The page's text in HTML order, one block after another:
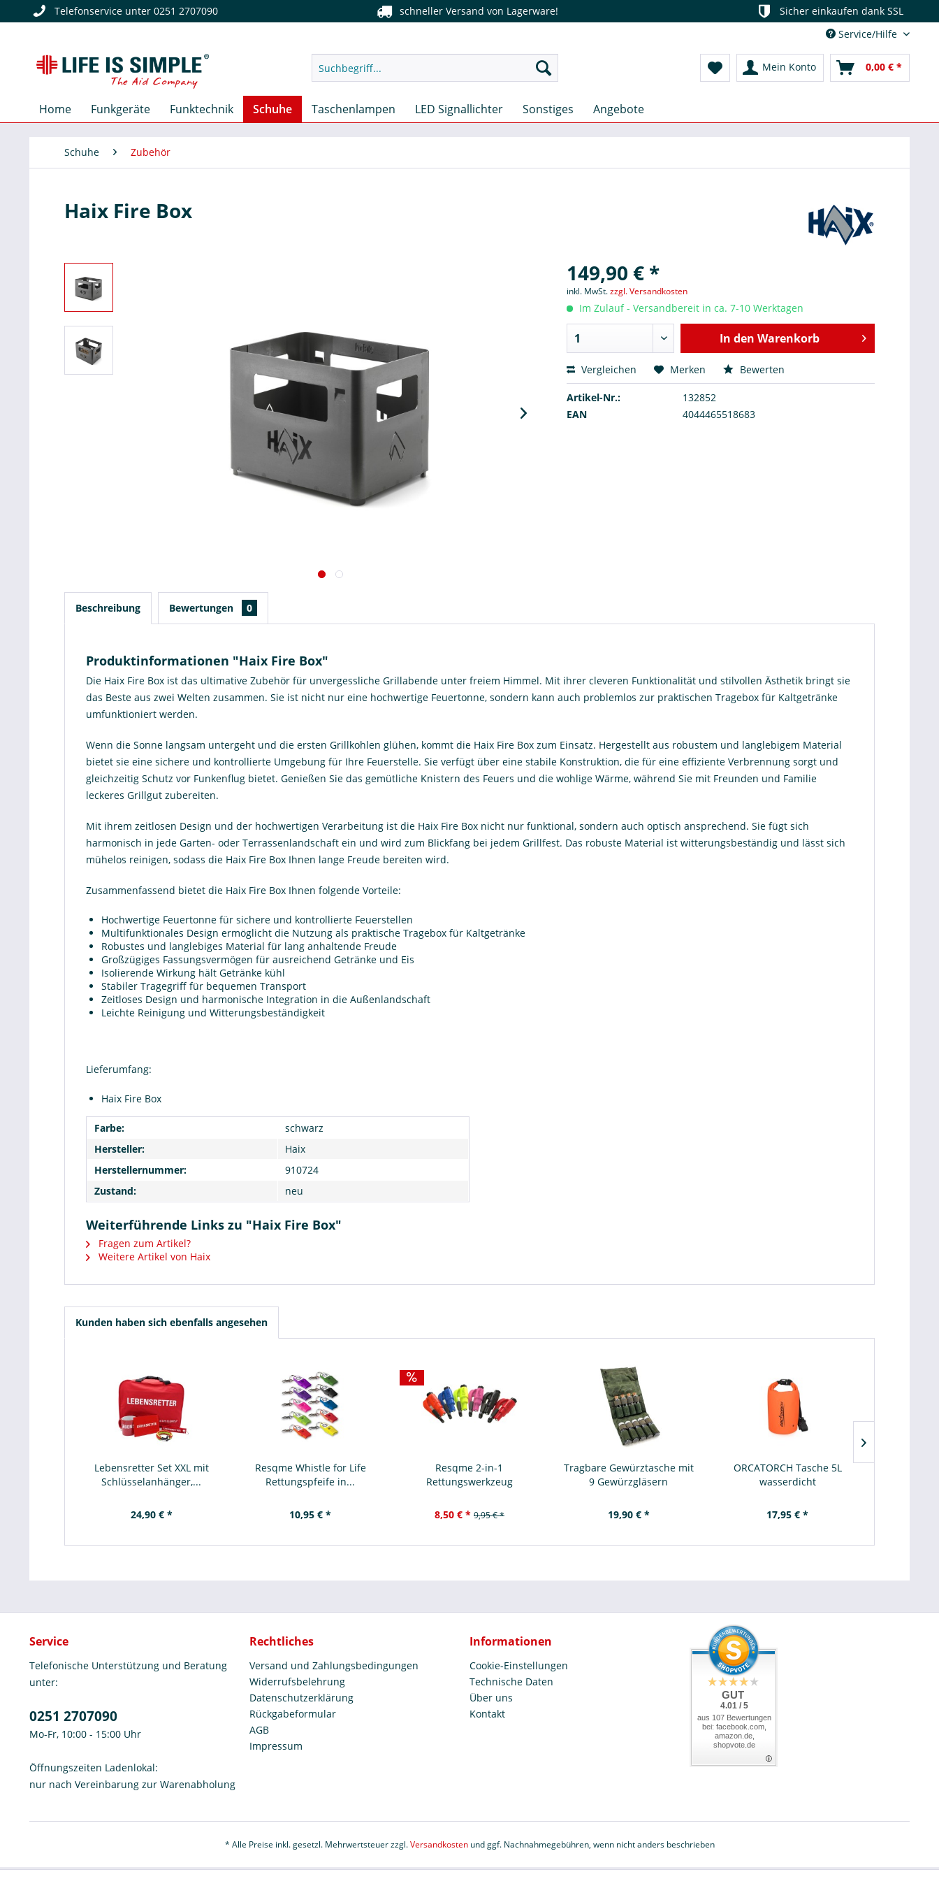
Telefonservice unter 0251 2707090 schneller Versand von Lagerware!
Sicher einkaufen dank SSL
Service/Hilfe
Mein Konto 0,00 € *
Home Funkgeräte Funktechnik Schuhe Taschenlampen LED Signallichter Sonstiges Angebote
Schuhe Zubehör
Haix Fire Box
149,90 € *
inkl. MwSt.zzgl. Versandkosten
Im Zulauf - Versandbereit in ca. 7-10 Werktagen
In den Warenkorb
Vergleichen Merken Bewerten
Artikel-Nr.:
132852
EAN
4044465518683
Beschreibung Bewertungen 0
Produktinformationen "Haix Fire Box"
Die Haix Fire Box ist das ultimative Zubehör für unvergessliche Grillabende unter freiem Himmel. Mit ihrer cleveren Funktionalität und stilvollen Ästhetik bringt sie
das Beste aus zwei Welten zusammen. Sie ist nicht nur eine hochwertige Feuertonne, sondern kann auch problemlos zur praktischen Tragebox für Kaltgetränke
umfunktioniert werden.
Wenn die Sonne langsam untergeht und die ersten Grillkohlen glühen, kommt die Haix Fire Box zum Einsatz. Hergestellt aus robustem und langlebigem Material
bietet sie eine sichere und kontrollierte Umgebung für Ihre Feuerstelle. Sie verfügt über eine stabile Konstruktion, die für eine effiziente Verbrennung sorgt und
gleichzeitig Schutz vor Funkenflug bietet. Genießen Sie das gemütliche Knistern des Feuers und die wohlige Wärme, während Sie mit Freunden und Familie
leckeres Grillgut zubereiten.
Mit ihrem zeitlosen Design und der hochwertigen Verarbeitung ist die Haix Fire Box nicht nur funktional, sondern auch optisch ansprechend. Sie fügt sich
harmonisch in jede Garten- oder Terrassenlandschaft ein und wird zum Blickfang bei jedem Grillfest. Das robuste Material ist witterungsbeständig und lässt sich
mühelos reinigen, sodass die Haix Fire Box Ihnen lange Freude bereiten wird.
Zusammenfassend bietet die Haix Fire Box Ihnen folgende Vorteile:
Hochwertige Feuertonne für sichere und kontrollierte Feuerstellen
Multifunktionales Design ermöglicht die Nutzung als praktische Tragebox für Kaltgetränke
Robustes und langlebiges Material für lang anhaltende Freude
Großzügiges Fassungsvermögen für ausreichend Getränke und Eis
Isolierende Wirkung hält Getränke kühl
Stabiler Tragegriff für bequemen Transport
Zeitloses Design und harmonische Integration in die Außenlandschaft
Leichte Reinigung und Witterungsbeständigkeit
Lieferumfang:
Haix Fire Box
Farbe:
schwarz
Hersteller:
Haix
Herstellernummer:
910724
Zustand:
neu
Weiterführende Links zu "Haix Fire Box"
Fragen zum Artikel?
Weitere Artikel von Haix
Kunden haben sich ebenfalls angesehen
Lebensretter Set XXL mit
Schlüsselanhänger,...
24,90 € *
Resqme Whistle for Life
Rettungspfeife in...
10,95 € *
Resqme 2-in-1
Rettungswerkzeug
8,50 € * 9,95 € *
Tragbare Gewürztasche mit
9 Gewürzgläsern
19,90 € *
ORCATORCH Tasche 5L
wasserdicht
17,95 € *
Service
Telefonische Unterstützung und Beratung
unter:
0251 2707090
Mo-Fr, 10:00 - 15:00 Uhr
Öffnungszeiten Ladenlokal:
nur nach Vereinbarung zur Warenabholung
Rechtliches
Versand und Zahlungsbedingungen
Widerrufsbelehrung
Datenschutzerklärung
Rückgabeformular
AGB
Impressum
Informationen
Cookie-Einstellungen
Technische Daten
Über uns
Kontakt
GUT
4.01 / 5
aus 107 Bewertungen
bei: facebook.com,
amazon.de,
shopvote.de
* Alle Preise inkl. gesetzl. Mehrwertsteuer zzgl.Versandkostenund ggf. Nachnahmegebühren, wenn nicht anders beschrieben